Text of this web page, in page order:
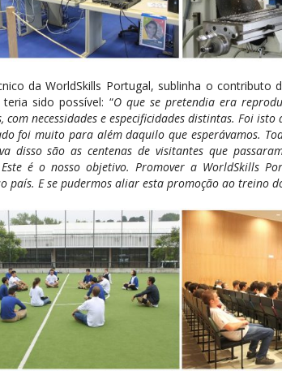
da WorldSkills Portugal, sublinha o
sido possível: “O que se pretendia era
necessidades e especificidades distintas. Foi
foi muito para além daquilo que esperávamos.
disso são as centenas de visitantes que
é o nosso objetivo. Promover a WorldSkills
país. E se pudermos aliar esta promoção ao treino